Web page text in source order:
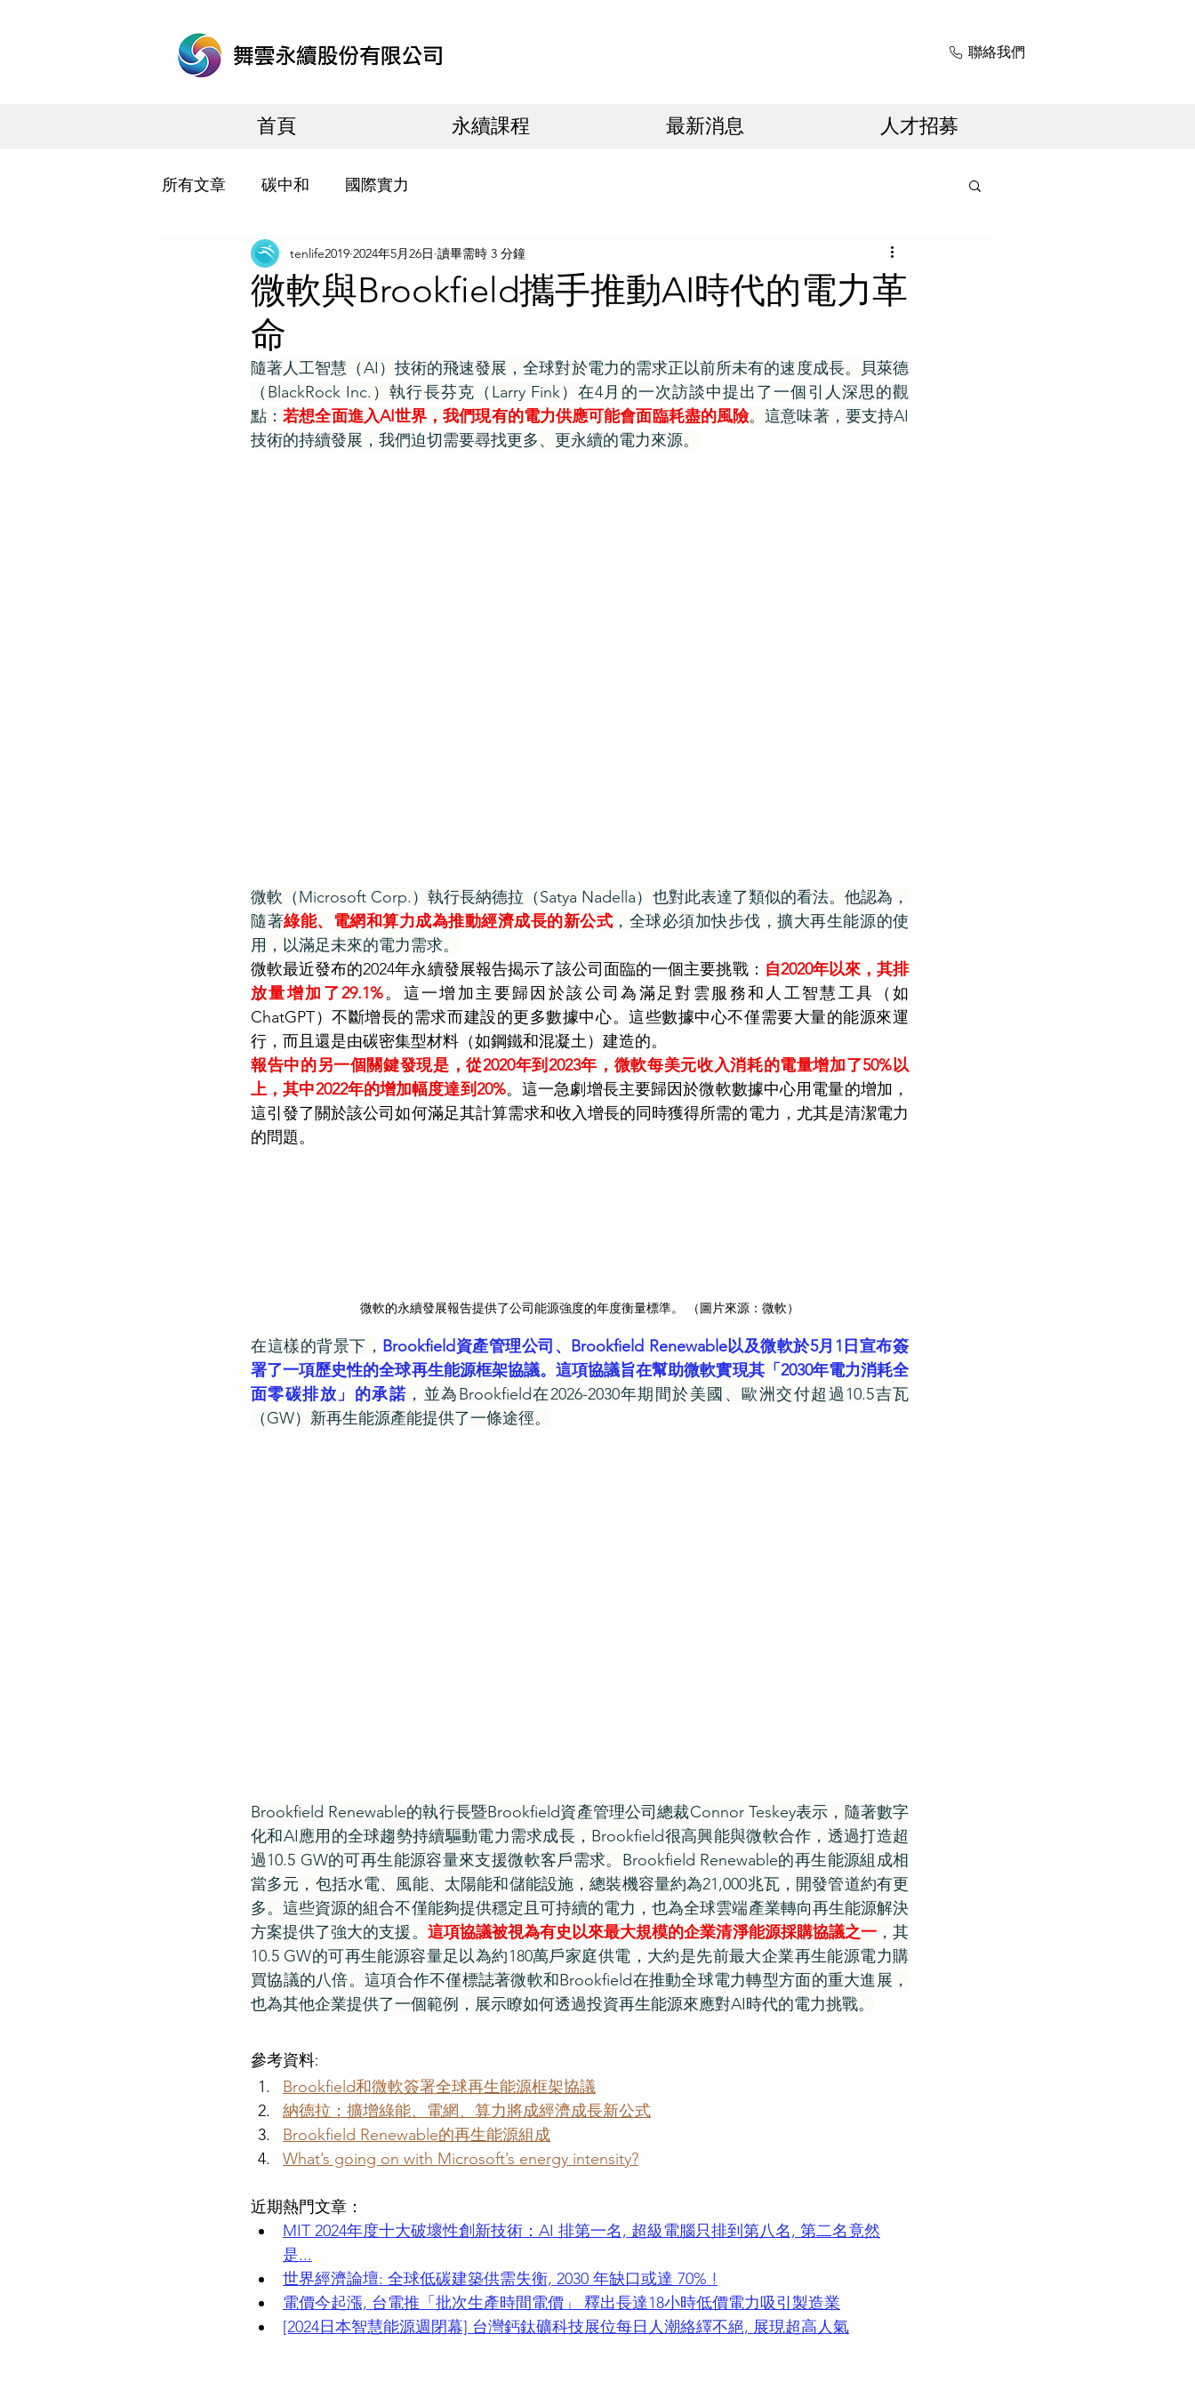
聯絡我們
首頁 永續課程 最新消息 人才招募
所有文章 碳中和 國際實力
微軟與Brookfield攜手推動AI時代的電力革
命
tenlife2019 2024年5月26日 讀畢需時 3 分鐘
隨著人工智慧（AI）技術的飛速發展，全球對於電力的需求正以前所未有的速度成長。貝萊德
（BlackRock Inc.）執行長芬克（Larry Fink）在4月的一次訪談中提出了一個引人深思的觀
點：若想全面進入AI世界，我們現有的電力供應可能會面臨耗盡的風險。這意味著，要支持AI
技術的持續發展，我們迫切需要尋找更多、更永續的電力來源。
微軟（Microsoft Corp.）執行長納德拉（Satya Nadella）也對此表達了類似的看法。他認為，
隨著綠能、電網和算力成為推動經濟成長的新公式 ，全球必須加快步伐，擴大再生能源的使
用，以滿足未來的電力需求。
微軟最近發布的2024年永續發展報告揭示了該公司面臨的一個主要挑戰： 自2020年以來，其排
放量增加了29.1%。這一增加主要歸因於該公司為滿足對雲服務和人工智慧工具（如
ChatGPT）不斷增長的需求而建設的更多數據中心。這些數據中心不僅需要大量的能源來運
行，而且還是由碳密集型材料（如鋼鐵和混凝土）建造的。
報告中的另一個關鍵發現是，從2020年到2023年，微軟每美元收入消耗的電量增加了50%以
上，其中2022年的增加幅度達到20%。這一急劇增長主要歸因於微軟數據中心用電量的增加，
這引發了關於該公司如何滿足其計算需求和收入增長的同時獲得所需的電力，尤其是清潔電力
的問題。
微軟的永續發展報告提供了公司能源強度的年度衡量標準。 （圖片來源：微軟）
在這樣的背景下， Brookfield資產管理公司、Brookfield Renewable以及微軟於5月1日宣布簽
署了一項歷史性的全球再生能源框架協議。這項協議旨在幫助微軟實現其「2030年電力消耗全
面零碳排放」的承諾 ，並為Brookfield在2026-2030年期間於美國、歐洲交付超過10.5吉瓦
（GW）新再生能源產能提供了一條途徑。
Brookfield Renewable的執行長暨Brookfield資產管理公司總裁Connor Teskey表示，隨著數字
化和AI應用的全球趨勢持續驅動電力需求成長，Brookfield很高興能與微軟合作，透過打造超
過10.5 GW的可再生能源容量來支援微軟客戶需求。Brookfield Renewable的再生能源組成相
當多元，包括水電、風能、太陽能和儲能設施，總裝機容量約為21,000兆瓦，開發管道約有更
多。這些資源的組合不僅能夠提供穩定且可持續的電力，也為全球雲端產業轉向再生能源解決
方案提供了強大的支援。 這項協議被視為有史以來最大規模的企業清淨能源採購協議之一，其
10.5 GW的可再生能源容量足以為約180萬戶家庭供電，大約是先前最大企業再生能源電力購
買協議的八倍。這項合作不僅標誌著微軟和Brookfield在推動全球電力轉型方面的重大進展，
也為其他企業提供了一個範例，展示瞭如何透過投資再生能源來應對AI時代的電力挑戰。
參考資料:
Brookfield和微軟簽署全球再生能源框架協議
納德拉：擴增綠能、電網、算力將成經濟成長新公式
Brookfield Renewable的再生能源組成
What’s going on with Microsoft’s energy intensity?
近期熱門文章：
MIT 2024年度十大破壞性創新技術：AI 排第一名, 超級電腦只排到第八名, 第二名竟然
是...
世界經濟論壇: 全球低碳建築供需失衡, 2030 年缺口或達 70% !
電價今起漲, 台電推「批次生產時間電價」 釋出長達18小時低價電力吸引製造業
[2024日本智慧能源週閉幕] 台灣鈣鈦礦科技展位每日人潮絡繹不絕, 展現超高人氣